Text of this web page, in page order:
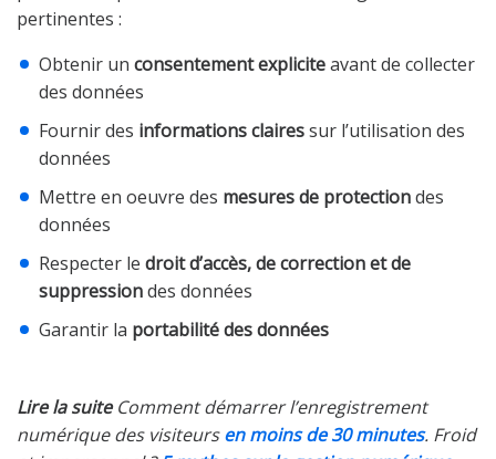
pertinentes :
Obtenir un consentement expliciteavant de collecter
des données
Fournir des informations clairessur l’utilisation des
données
Mettre en oeuvre des mesures de protectiondes
données
Respecter le droit d’accès, de correction et de
suppressiondes données
Garantir la portabilité des données
Lire la suite Comment démarrer l’enregistrement
numérique des visiteursen moins de 30 minutes. Froid